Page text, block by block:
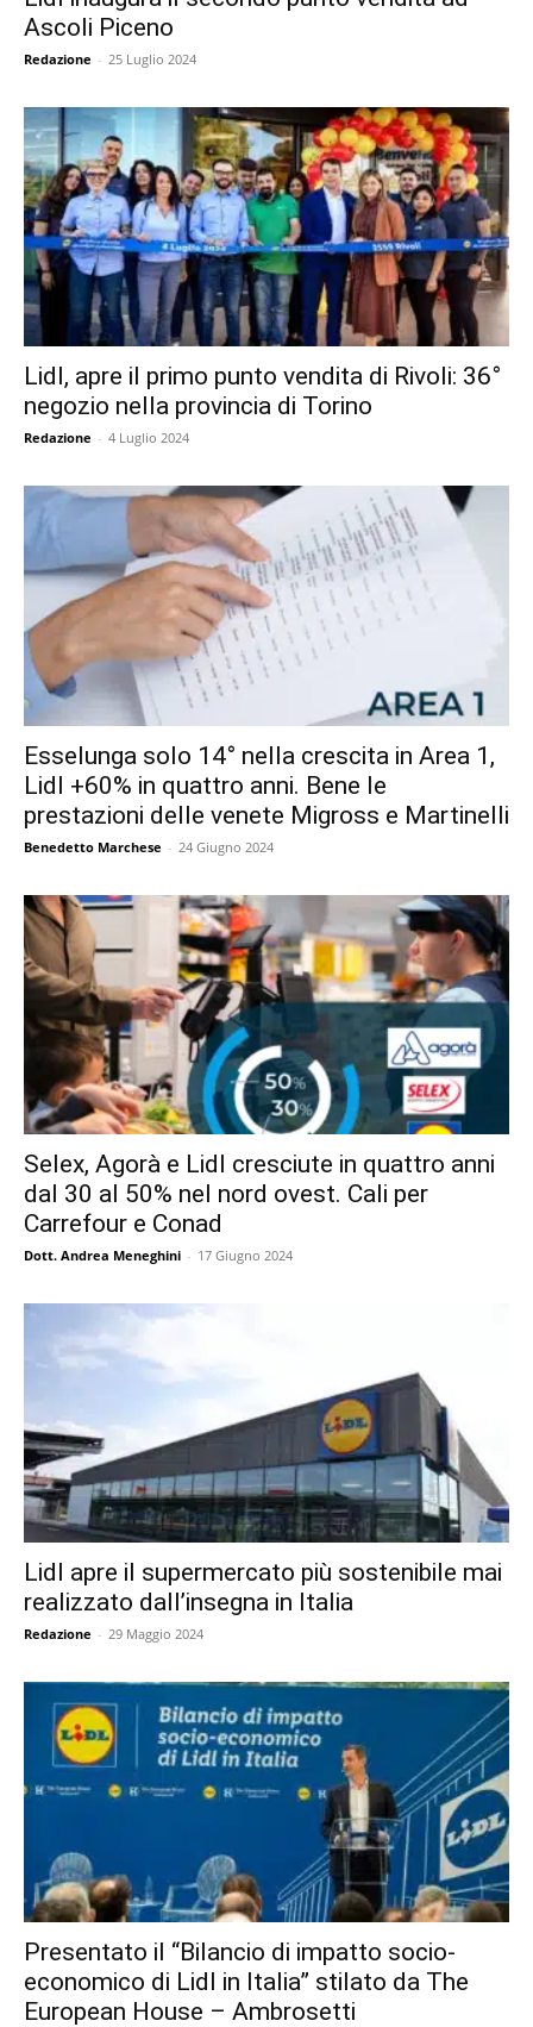
Ascoli Piceno
Redazione - 25 Luglio 2024
Lidl, apre il primo punto vendita di Rivoli: 36°
negozio nella provincia di Torino
Redazione - 4 Luglio 2024
Esselunga solo 14° nella crescita in Area 1,
Lidl +60% in quattro anni. Bene le
prestazioni delle venete Migross e Martinelli
Benedetto Marchese - 24 Giugno 2024
Selex, Agorà e Lidl cresciute in quattro anni
dal 30 al 50% nel nord ovest. Cali per
Carrefour e Conad
Dott. Andrea Meneghini - 17 Giugno 2024
Lidl apre il supermercato più sostenibile mai
realizzato dall’insegna in Italia
Redazione - 29 Maggio 2024
Presentato il “Bilancio di impatto socio-
economico di Lidl in Italia” stilato da The
European House – Ambrosetti